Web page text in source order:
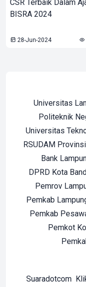
CSR Terbaik Dalam
BISRA 2024
28-Jun-2024
Universitas
Politeknik
Universitas
RSUDAM
Bank
DPRD Kota
Pemrov
Pemkab
Pemkab
Pemkot
Suaradotcom